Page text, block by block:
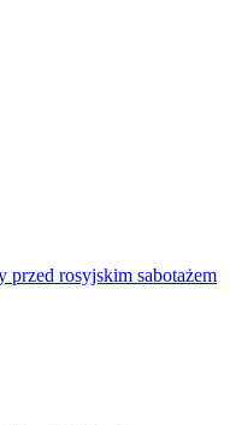
przed rosyjskim sabotażem